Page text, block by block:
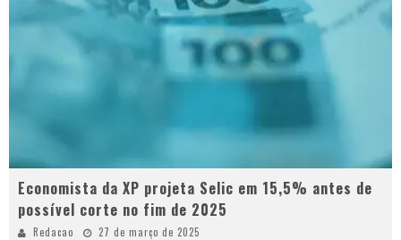
Economista da XP projeta Selic em 15,5% antes de
possível corte no fim de 2025
Redacao
27 de março de 2025